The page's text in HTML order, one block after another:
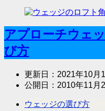
アプローチウェ
び方
更新日： 2021年10月
公開日： 2010年11月
ウェッジの選び方